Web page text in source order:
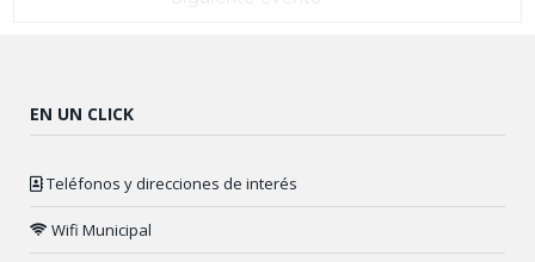
EN UN CLICK
Teléfonos y direcciones de interés
Wifi Municipal